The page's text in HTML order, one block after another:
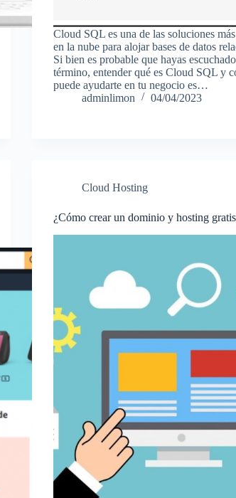
Cloud SQL es una de las soluciones
en la nube para alojar bases de datos
Si bien es probable que hayas
término, entender qué es Cloud SQL y
puede ayudarte en tu negocio es…
adminlimon
04/04/2023
Cloud Hosting
¿Cómo crear un dominio y hosting